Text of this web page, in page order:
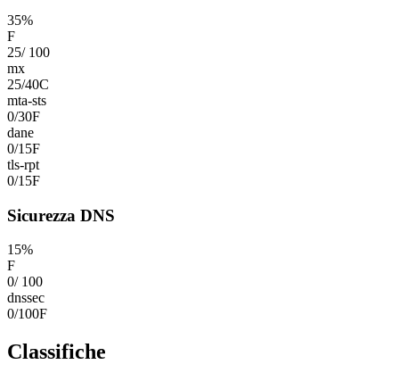
35%
F
25/ 100
mx
25/40C
mta-sts
0/30F
dane
0/15F
tls-rpt
0/15F
Sicurezza DNS
15%
F
0/ 100
dnssec
0/100F
Classifiche